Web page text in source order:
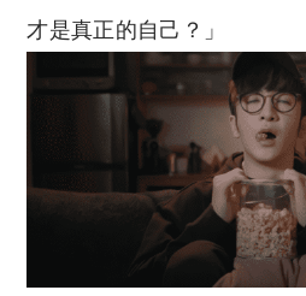
才是真正的自己？」